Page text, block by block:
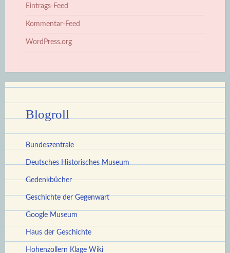
Eintrags-Feed
Kommentar-Feed
WordPress.org
Blogroll
Bundeszentrale
Deutsches Historisches Museum
Gedenkbücher
Geschichte der Gegenwart
Google Museum
Haus der Geschichte
Hohenzollern Klage Wiki